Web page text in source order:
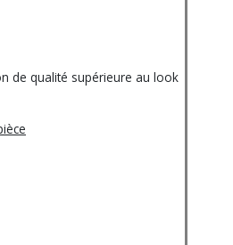
de qualité supérieure au look